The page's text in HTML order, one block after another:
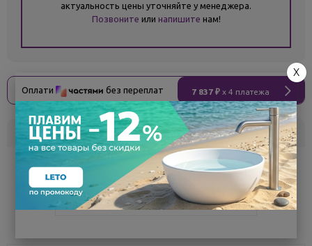
актуальность цены уточняйте у менеджера.
Позвоните или напишите нам!
Оплати без переплат 7 837 ₽ x 4 платежа
Склад Кол-во Срок поставки
под заказ
Поделиться
X